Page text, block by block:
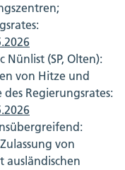
Nünlist (SP, Olten):
von Hitze und
Regierungsrates:
von